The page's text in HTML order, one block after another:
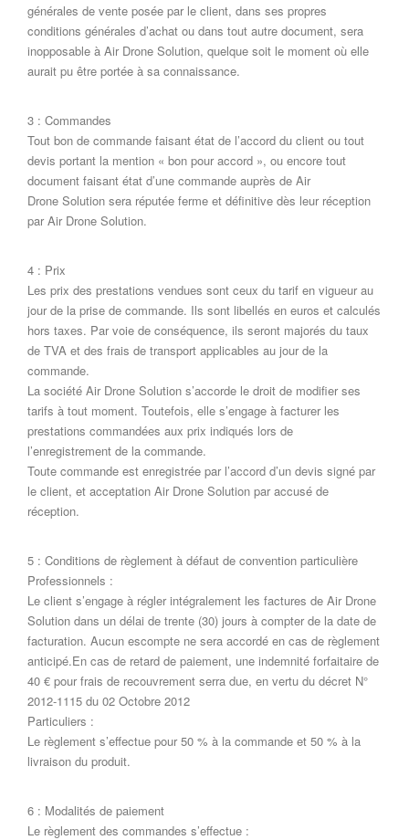
générales de vente posée par le client, dans ses propres
conditions générales d’achat ou dans tout autre document, sera
inopposable à Air Drone Solution, quelque soit le moment où elle
aurait pu être portée à sa connaissance.
3 : Commandes
Tout bon de commande faisant état de l’accord du client ou tout
devis portant la mention « bon pour accord », ou encore tout
document faisant état d’une commande auprès de Air
Drone Solution sera réputée ferme et définitive dès leur réception
par Air Drone Solution.
4 : Prix
Les prix des prestations vendues sont ceux du tarif en vigueur au
jour de la prise de commande. Ils sont libellés en euros et calculés
hors taxes. Par voie de conséquence, ils seront majorés du taux
de TVA et des frais de transport applicables au jour de la
commande.
La société Air Drone Solution s’accorde le droit de modifier ses
tarifs à tout moment. Toutefois, elle s’engage à facturer les
prestations commandées aux prix indiqués lors de
l’enregistrement de la commande.
Toute commande est enregistrée par l’accord d’un devis signé par
le client, et acceptation Air Drone Solution par accusé de
réception.
5 : Conditions de règlement à défaut de convention particulière
Professionnels :
Le client s’engage à régler intégralement les factures de Air Drone
Solution dans un délai de trente (30) jours à compter de la date de
facturation. Aucun escompte ne sera accordé en cas de règlement
anticipé.En cas de retard de paiement, une indemnité forfaitaire de
40 € pour frais de recouvrement serra due, en vertu du décret N°
2012-1115 du 02 Octobre 2012
Particuliers :
Le règlement s’effectue pour 50 % à la commande et 50 % à la
livraison du produit.
6 : Modalités de paiement
Le règlement des commandes s’effectue :